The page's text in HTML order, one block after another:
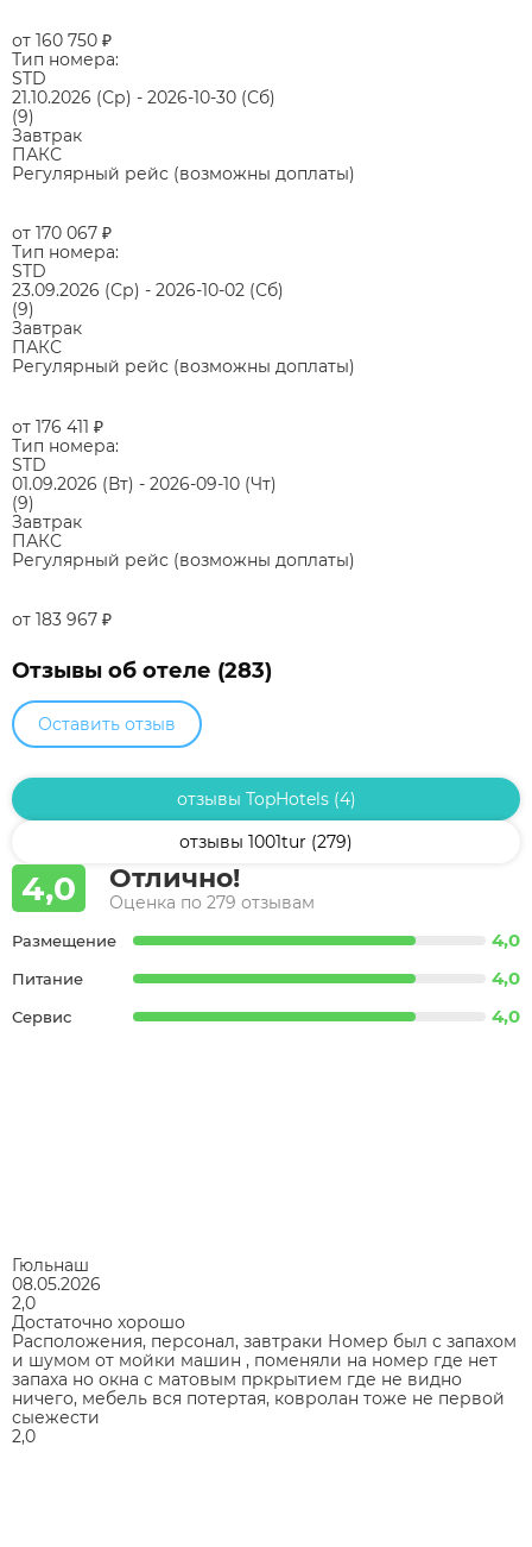
от 160 750 ₽
Тип номера:
STD
21.10.2026 (Ср) - 2026-10-30 (Сб)
(9)
Завтрак
ПАКС
Регулярный рейс (возможны доплаты)
от 170 067 ₽
Тип номера:
STD
23.09.2026 (Ср) - 2026-10-02 (Сб)
(9)
Завтрак
ПАКС
Регулярный рейс (возможны доплаты)
от 176 411 ₽
Тип номера:
STD
01.09.2026 (Вт) - 2026-09-10 (Чт)
(9)
Завтрак
ПАКС
Регулярный рейс (возможны доплаты)
от 183 967 ₽
Отзывы об отеле (283)
Оставить отзыв
отзывы TopHotels (4)
отзывы 1001tur (279)
4,0 Отлично!
Оценка по 279 отзывам
Размещение 4,0
Питание 4,0
Сервис 4,0
Гюльнаш
08.05.2026
2,0
Достаточно хорошо
Расположения, персонал, завтраки Номер был с запахом
и шумом от мойки машин , поменяли на номер где нет
запаха но окна с матовым пркрытием где не видно
ничего, мебель вся потертая, ковролан тоже не первой
сыежести
2,0